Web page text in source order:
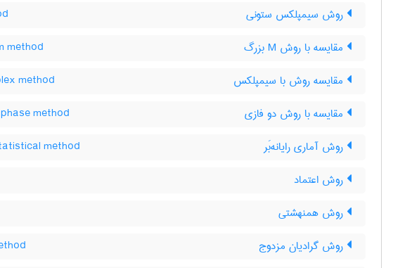
روش سیمپلکس ستونی
مقایسه با روش M بزرگ method
مقایسه روش با سیمپلکس method
مقایسه با روش دو فازی method
روش آماری رایانه‌بَر method
روش اعتماد
روش همنهشتی
روش گرادیان مزدوج